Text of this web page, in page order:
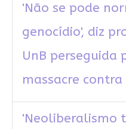
'Não se pode
genocídio', diz
UnB perseguida
massacre
'Neoliberalismo